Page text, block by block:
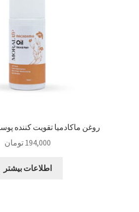
روغن ماکادمیا تقویت کننده پوست
194,000 تومان
اطلاعات بیشتر